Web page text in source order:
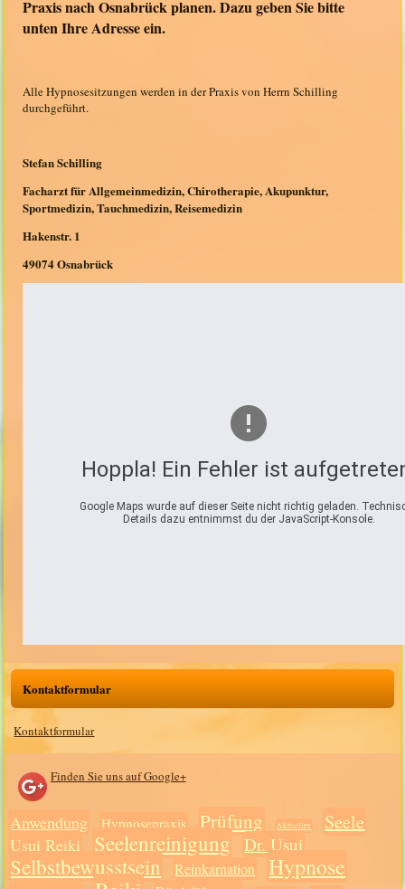
Praxis nach Osnabrück planen. Dazu geben Sie bitte
unten Ihre Adresse ein.
Alle Hypnosesitzungen werden in der Praxis von Herrn Schilling
durchgeführt.
Stefan Schilling
Facharzt für Allgemeinmedizin, Chirotherapie, Akupunktur,
Sportmedizin, Tauchmedizin, Reisemedizin
Hakenstr. 1
49074 Osnabrück
Hoppla! Ein Fehler ist
Google Maps wurde auf dieser Seite nicht richtig geladen.
Details dazu entnimmst du der JavaScript-Konsole.
Kontaktformular
Kontaktformular
Finden Sie uns auf Google+
Anwendung Hypnosepraxis Prüfung Aktuelles Seele
Usui Reiki Seelenreinigung Dr. Usui
Selbstbewusstsein Reinkarnation Hypnose